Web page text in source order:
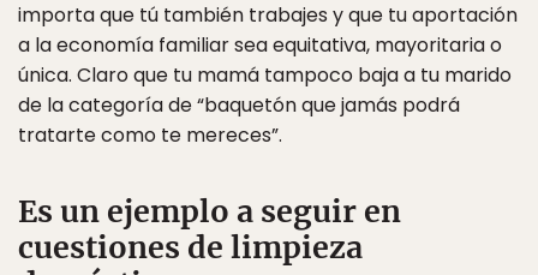
importa que tú también trabajes y que tu aportación
a la economía familiar sea equitativa, mayoritaria o
única. Claro que tu mamá tampoco baja a tu marido
de la categoría de “baquetón que jamás podrá
tratarte como te mereces”.
Es un ejemplo a seguir en
cuestiones de limpieza